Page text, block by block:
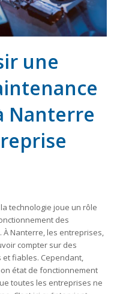
une
Nanterre
technologie joue un rôle
des
Nanterre, les entreprises,
compter sur des
fiables. Cependant,
état de fonctionnement
toutes les entreprises ne